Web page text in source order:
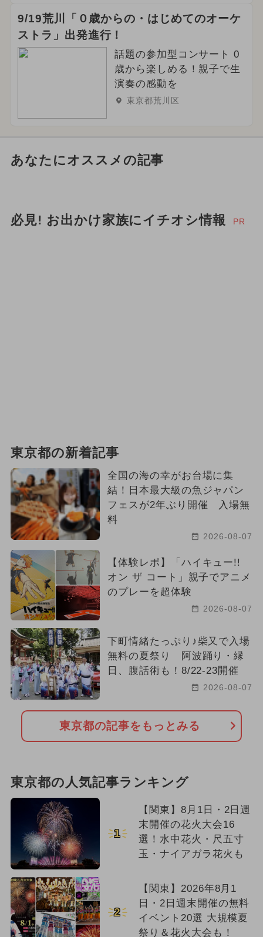
9/19荒川「０歳からの・はじめてのオーケ
ストラ」出発進行！
話題の参加型コンサート 0
歳から楽しめる！親子で生
演奏の感動を
東京都荒川区
あなたにオススメの記事
必見! お出かけ家族にイチオシ情報 PR
東京都の新着記事
全国の海の幸がお台場に集
結！日本最大級の魚ジャパン
フェスが2年ぶり開催 入場無
料
2026-08-07
【体験レポ】「ハイキュー!!
オン ザ コート」親子でアニメ
のプレーを超体験
2026-08-07
下町情緒たっぷり♪柴又で入場
無料の夏祭り 阿波踊り・縁
日、腹話術も！8/22-23開催
2026-08-07
東京都の記事をもっとみる
東京都の人気記事ランキング
1
【関東】8月1日・2日週
末開催の花火大会16
選！水中花火・尺五寸
玉・ナイアガラ花火も
2
【関東】2026年8月1
日・2日週末開催の無料
イベント20選 大規模夏
祭り＆花火大会も！